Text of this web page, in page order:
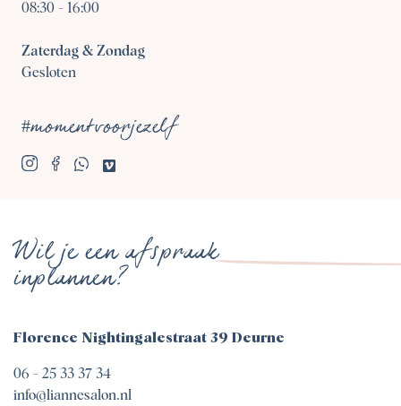
Wil je een afspraak
inplannen?
Florence Nightingalestraat 39 Deurne
06 - 25 33 37 34
info@liannesalon.nl
08:30 - 16:00
Zaterdag & Zondag
Gesloten
#momentvoorjezelf